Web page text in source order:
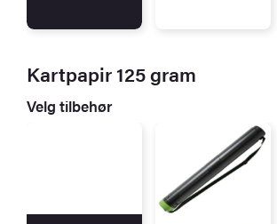
Kartpapir 125 gram
Velg tilbehør